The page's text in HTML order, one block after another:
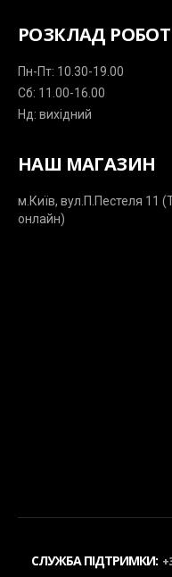
РОЗКЛАД
Пн-Пт: 10.30-19.00
Сб: 11.00-16.00
Нд: вихідний
НАШ МАГАЗИН
м.Київ, вул.П.Пестеля 11
онлайн)
СЛУЖБА ПІДТРИМКИ: